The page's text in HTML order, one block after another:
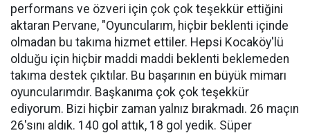
performans ve özveri için çok çok teşekkür ettiğini
aktaran Pervane, "Oyuncularım, hiçbir beklenti içinde
olmadan bu takıma hizmet ettiler. Hepsi Kocaköy'lü
olduğu için hiçbir maddi maddi beklenti beklemeden
takıma destek çıktılar. Bu başarının en büyük mimarı
oyuncularımdır. Başkanıma çok çok teşekkür
ediyorum. Bizi hiçbir zaman yalnız bırakmadı. 26 maçın
26'sını aldık. 140 gol attık, 18 gol yedik. Süper